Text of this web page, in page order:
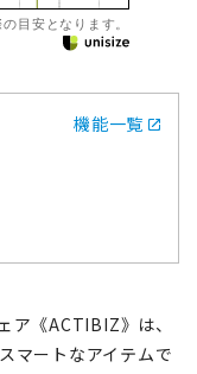
目安となります。
機能一覧
ア《ACTIBIZ》は、
マートなアイテムで